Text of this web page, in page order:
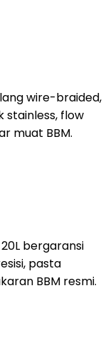
wire-braided,
stainless, flow
muat BBM.
bergaransi
pasta
BBM resmi.